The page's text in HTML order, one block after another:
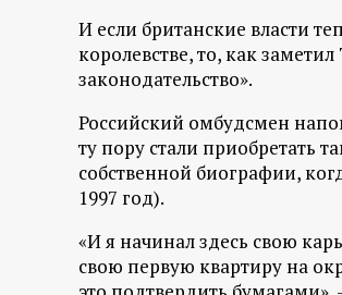
И если британские власти
королевстве, то, как
законодательство».
Российский омбудсмен
ту пору стали приобретать
собственной биографии,
1997 год).
«И я начинал здесь свою
свою первую квартиру на